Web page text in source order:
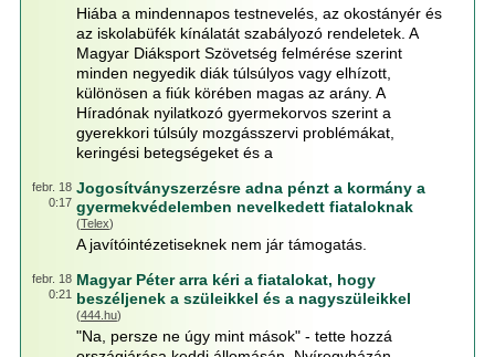
Hiába a mindennapos testnevelés, az okostányér és
az iskolabüfék kínálatát szabályozó rendeletek. A
Magyar Diáksport Szövetség felmérése szerint
minden negyedik diák túlsúlyos vagy elhízott,
különösen a fiúk körében magas az arány. A
Híradónak nyilatkozó gyermekorvos szerint a
gyerekkori túlsúly mozgásszervi problémákat,
keringési betegségeket és a
febr. 18
0:17
Jogosítványszerzésre adna pénzt a kormány a
gyermekvédelemben nevelkedett fiataloknak
(Telex)
A javítóintézetiseknek nem jár támogatás.
febr. 18
0:21
Magyar Péter arra kéri a fiatalokat, hogy
beszéljenek a szüleikkel és a nagyszüleikkel
(444.hu)
"Na, persze ne úgy mint mások" - tette hozzá